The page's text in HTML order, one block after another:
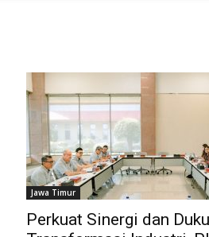
Jawa Timur
Perkuat Sinergi dan